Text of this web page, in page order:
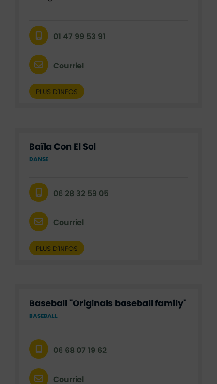
01 47 99 53 91
Courriel
PLUS D'INFOS
Baïla Con El Sol
DANSE
06 28 32 59 05
Courriel
PLUS D'INFOS
Baseball "Originals baseball family"
BASEBALL
06 68 07 19 62
Courriel